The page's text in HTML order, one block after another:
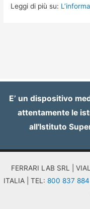
Leggi di più su:
E’ un dispositivo
attentamente le
all'Istituto
FERRARI LAB SRL |
ITALIA | TEL: 800 837 884